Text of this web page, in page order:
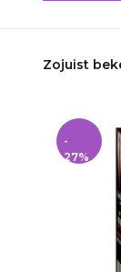
Zojuist
-
27%